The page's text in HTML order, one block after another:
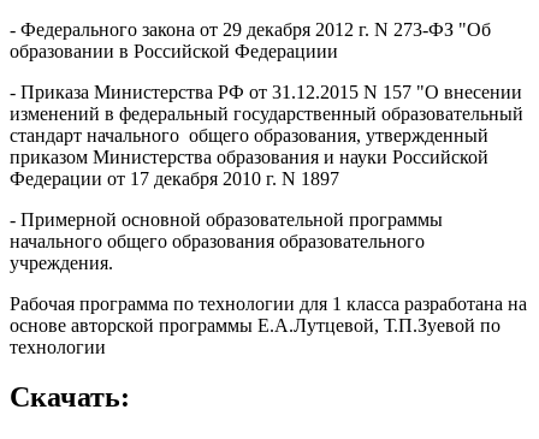
- Федерального закона от 29 декабря 2012 г. N 273-ФЗ "Об
образовании в Российской Федерациии
- Приказа Министерства РФ от 31.12.2015 N 157 "О внесении
изменений в федеральный государственный образовательный
стандарт начального общего образования, утвержденный
приказом Министерства образования и науки Российской
Федерации от 17 декабря 2010 г. N 1897
- Примерной основной образовательной программы
начального общего образования образовательного
учреждения.
Рабочая программа по технологии для 1 класса разработана на
основе авторской программы Е.А.Лутцевой, Т.П.Зуевой по
технологии
Скачать: